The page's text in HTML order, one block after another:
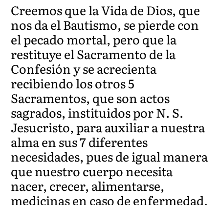
Creemos que la Vida de Dios, que
nos da el Bautismo, se pierde con
el pecado mortal, pero que la
restituye el Sacramento de la
Confesión y se acrecienta
recibiendo los otros 5
Sacramentos, que son actos
sagrados, instituidos por N. S.
Jesucristo, para auxiliar a nuestra
alma en sus 7 diferentes
necesidades, pues de igual manera
que nuestro cuerpo necesita
nacer, crecer, alimentarse,
medicinas en caso de enfermedad,